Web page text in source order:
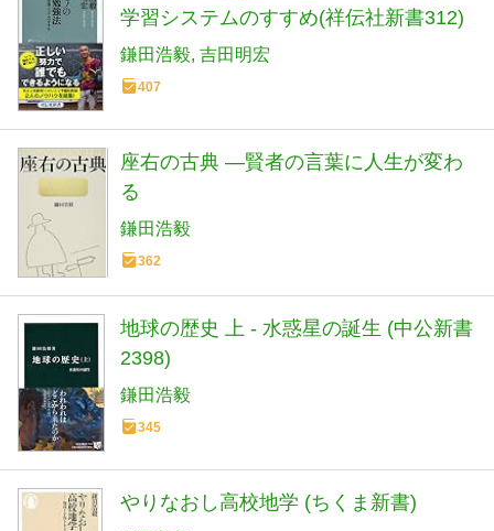
学習システムのすすめ(祥伝社新書312)
鎌田浩毅 吉田明宏
407
座右の古典 ―賢者の言葉に人生が変わ
る
鎌田浩毅
362
地球の歴史 上 - 水惑星の誕生 (中公新書
2398)
鎌田浩毅
345
やりなおし高校地学 (ちくま新書)